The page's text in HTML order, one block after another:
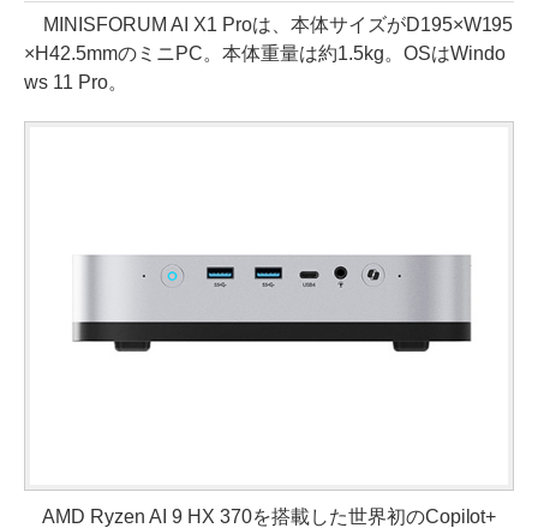
MINISFORUM AI X1 Proは、本体サイズがD195×W195
×H42.5mmのミニPC。本体重量は約1.5kg。OSはWindo
ws 11 Pro。
AMD Ryzen AI 9 HX 370を搭載した世界初のCopilot+